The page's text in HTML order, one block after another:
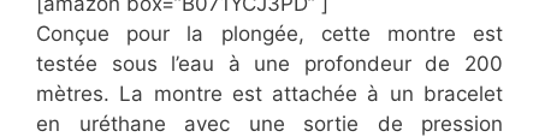
Conçue pour la plongée, cette montre est
testée sous l’eau à une profondeur de 200
mètres. La montre est attachée à un bracelet
en uréthane avec une sortie de pression